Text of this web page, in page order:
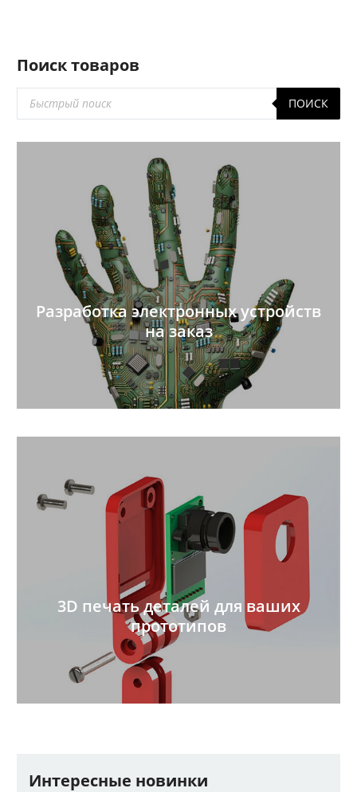
Поиск товаров
товаров
ПОИСК
Разработка электронных устройств
на заказ
3D печать деталей для ваших
прототипов
Интересные новинки